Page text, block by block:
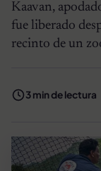
Kaavan,
fue liberado
recinto de un
3 min de lectura